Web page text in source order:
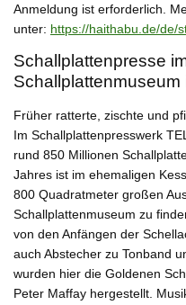
Anmeldung ist erforderlich.
unter: https://haithabu.de/de/
Schallplattenpresse
Schallplattenmuseum
Früher ratterte, zischte und
Im Schallplattenpresswerk
rund 850 Millionen
Jahres ist im ehemaligen
800 Quadratmeter großen
Schallplattenmuseum zu
von den Anfängen der
auch Abstecher zu Tonband
wurden hier die Goldenen
Peter Maffay hergestellt.